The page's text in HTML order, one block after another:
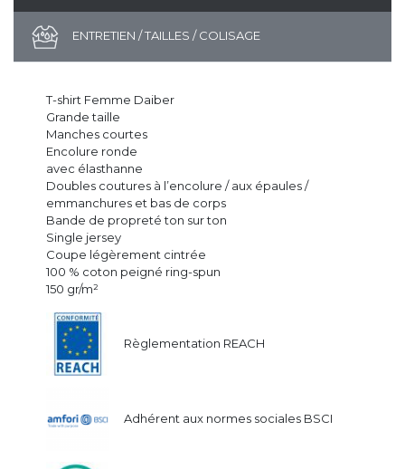
ENTRETIEN / TAILLES / COLISAGE
T-shirt Femme Daiber
Grande taille
Manches courtes
Encolure ronde
avec élasthanne
Doubles coutures à l’encolure / aux épaules /
emmanchures et bas de corps
Bande de propreté ton sur ton
Single jersey
Coupe légèrement cintrée
100 % coton peigné ring-spun
150 gr/m²
Règlementation REACH
Adhérent aux normes sociales BSCI